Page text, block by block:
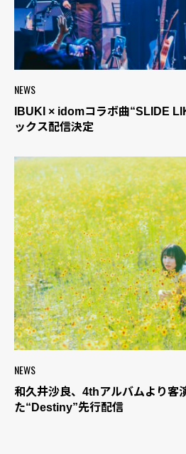
NEWS
IBUKI × idomコラボ曲“SLIDE
ックス配信決定
NEWS
和久井沙良、4thアルバムより客
た“Destiny”先行配信